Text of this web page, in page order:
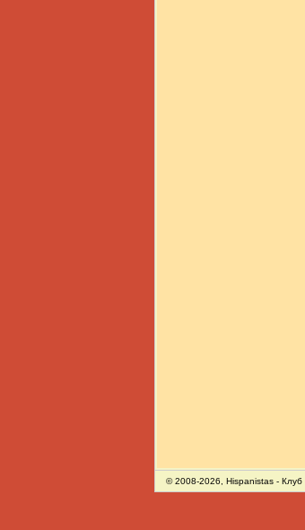
© 2008-2026, Hispanistas - Клуб